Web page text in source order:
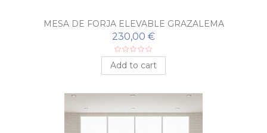
MESA DE FORJA ELEVABLE GRAZALEMA
230,00 €
Add to cart